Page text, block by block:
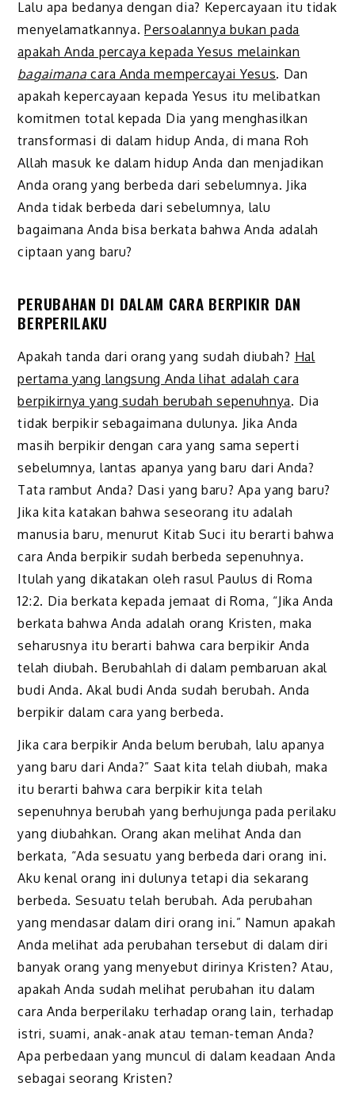
Lalu apa bedanya dengan dia? Kepercayaan itu tidak
menyelamatkannya.Persoalannya bukan pada
apakah Anda percaya kepada Yesus melainkan
bagaimana cara Anda mempercayai Yesus. Dan
apakah kepercayaan kepada Yesus itu melibatkan
komitmen total kepada Dia yang menghasilkan
transformasi di dalam hidup Anda, di mana Roh
Allah masuk ke dalam hidup Anda dan menjadikan
Anda orang yang berbeda dari sebelumnya. Jika
Anda tidak berbeda dari sebelumnya, lalu
bagaimana Anda bisa berkata bahwa Anda adalah
ciptaan yang baru?
PERUBAHAN DI DALAM CARA BERPIKIR DAN
BERPERILAKU
Apakah tanda dari orang yang sudah diubah? Hal
pertama yang langsung Anda lihat adalah cara
berpikirnya yang sudah berubah sepenuhnya. Dia
tidak berpikir sebagaimana dulunya. Jika Anda
masih berpikir dengan cara yang sama seperti
sebelumnya, lantas apanya yang baru dari Anda?
Tata rambut Anda? Dasi yang baru? Apa yang baru?
Jika kita katakan bahwa seseorang itu adalah
manusia baru, menurut Kitab Suci itu berarti bahwa
cara Anda berpikir sudah berbeda sepenuhnya.
Itulah yang dikatakan oleh rasul Paulus di Roma
12:2. Dia berkata kepada jemaat di Roma, “JikaAnda
berkata bahwaAnda adalah orang Kristen, maka
seharusnya itu berarti bahwa cara berpikir Anda
telah diubah. Berubahlah di dalam pembaruan akal
budi Anda. Akal budiAnda sudah berubah.Anda
berpikir dalam cara yang berbeda.
Jika cara berpikir Anda belum berubah, lalu apanya
yang baru dari Anda?” Saat kita telah diubah, maka
itu berarti bahwa cara berpikir kita telah
sepenuhnya berubah yang berhujunga padaperilaku
yang diubahkan. Orang akan melihat Anda dan
berkata, “Ada sesuatu yang berbeda dari orang ini.
Aku kenal orang ini dulunya tetapi dia sekarang
berbeda. Sesuatu telah berubah. Ada perubahan
yang mendasar dalam diri orang ini.” Namun apakah
Anda melihat ada perubahan tersebut di dalam diri
banyak orang yang menyebut dirinya Kristen? Atau,
apakah Anda sudah melihat perubahan itu dalam
cara Anda berperilaku terhadap orang lain, terhadap
istri, suami, anak-anak atau teman-teman Anda?
Apa perbedaan yang muncul di dalam keadaan Anda
sebagai seorang Kristen?